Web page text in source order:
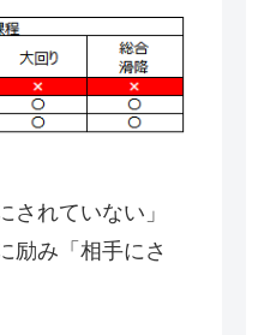
れていない」
励み「相手にさ